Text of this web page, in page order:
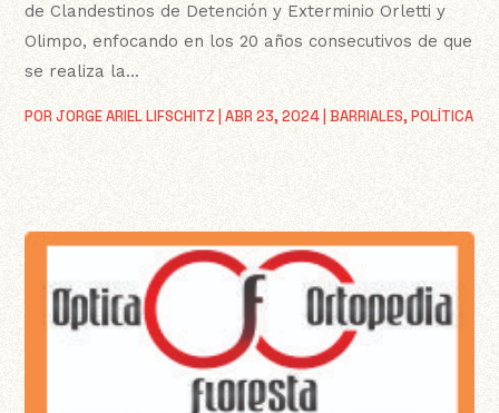
PORJORGE ARIEL LIFSCHITZ |ABR 23, 2024 |BARRIALES,POLÍTICA
de Clandestinos de Detención y Exterminio Orletti y
Olimpo, enfocando en los 20 años consecutivos de que
se realiza la...